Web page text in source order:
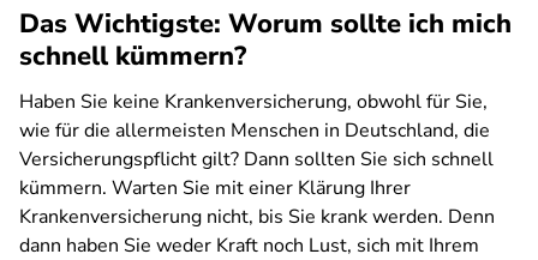
Das Wichtigste: Worum sollte ich mich
schnell kümmern?
Haben Sie keine Krankenversicherung, obwohl für Sie,
wie für die allermeisten Menschen in Deutschland, die
Versicherungspflicht gilt? Dann sollten Sie sich schnell
kümmern. Warten Sie mit einer Klärung Ihrer
Krankenversicherung nicht, bis Sie krank werden. Denn
dann haben Sie weder Kraft noch Lust, sich mit Ihrem